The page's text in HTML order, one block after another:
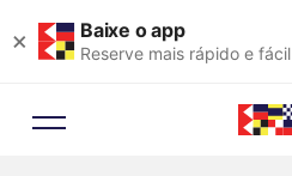
× Baixe o app
Reserve mais rápido e fácil